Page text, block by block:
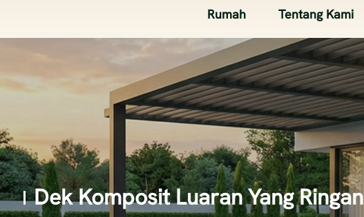
Rumah Tentang Kami
Dek Komposit Luaran Yang Ringan